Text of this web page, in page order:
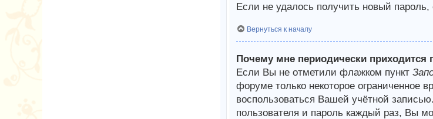
Если не удалось получить новый
Вернуться к началу
Почему мне периодически приходится
Если Вы не отметили флажком пункт
форуме только некоторое ограниченное
воспользоваться Вашей учётной
пользователя и пароль каждый раз, Вы